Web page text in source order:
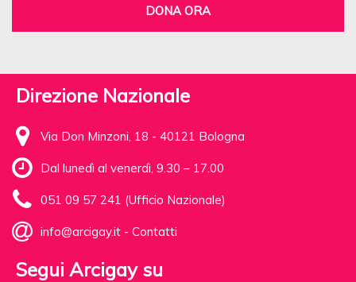
DONA ORA
Direzione Nazionale
Via Don Minzoni, 18 - 40121 Bologna
Dal lunedì al venerdì, 9.30 – 17.00
051 09 57 241 (Ufficio Nazionale)
info@arcigay.it - Contatti
Segui Arcigay su